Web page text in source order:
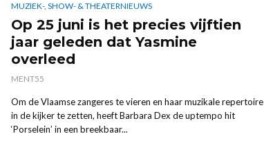
MUZIEK-, SHOW- & THEATERNIEUWS
Op 25 juni is het precies vijftien
jaar geleden dat Yasmine
overleed
MENT55
Om de Vlaamse zangeres te vieren en haar muzikale repertoire
in de kijker te zetten, heeft Barbara Dex de uptempo hit
‘Porselein’ in een breekbaar...